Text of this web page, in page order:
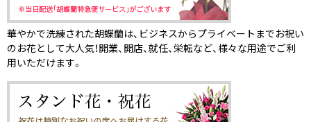
華やかで洗練された胡蝶蘭は、ビジネスからプライベートまでお祝い
のお花として大人気！開業、開店、就任、栄転など、様々な用途でご利
用いただけます。